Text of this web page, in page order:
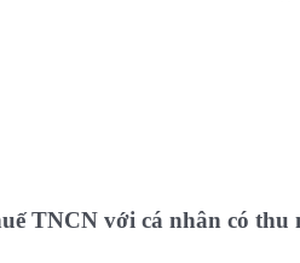
TNCN với cá nhân có